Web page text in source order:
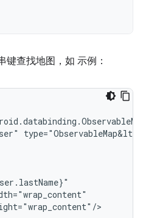
查找地图，如 示例：
>